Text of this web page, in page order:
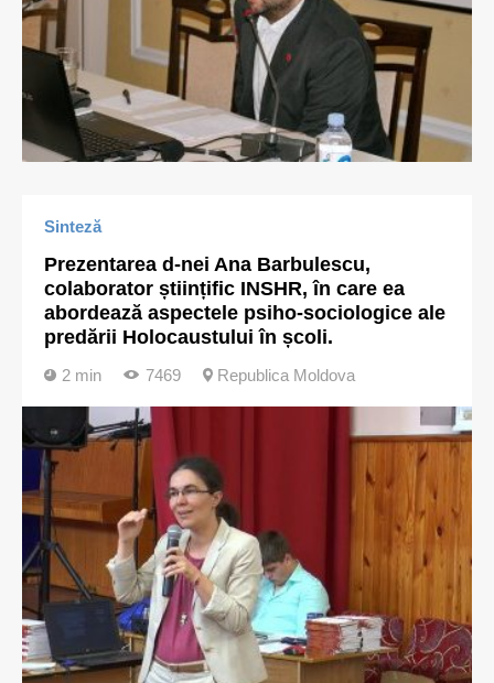
Sinteză
Prezentarea d-nei Ana Barbulescu,
colaborator științific INSHR, în care ea
abordează aspectele psiho-sociologice ale
predării Holocaustului în școli.
2 min 7469 Republica Moldova